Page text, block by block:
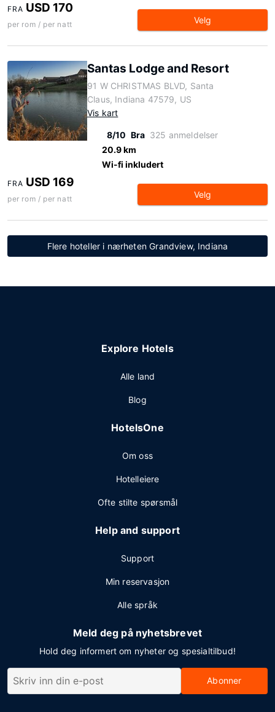
FRA USD 170
per rom / per natt Velg
Santas Lodge and Resort
91 W CHRISTMAS BLVD, Santa
Claus, Indiana 47579, US
Vis kart
8/10 Bra 325 anmeldelser
20.9 km
Wi-fi inkludert
FRA USD 169
per rom / per natt Velg
Flere hoteller i nærheten Grandview, Indiana
Explore Hotels
Alle land
Blog
HotelsOne
Om oss
Hotelleiere
Ofte stilte spørsmål
Help and support
Support
Min reservasjon
Alle språk
Meld deg på nyhetsbrevet
Hold deg informert om nyheter og spesialtilbud!
Abonner